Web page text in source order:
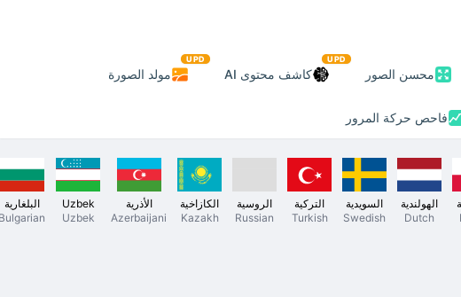
محسن الصور كاشف محتوى AI
UPD
مولد الصورة
UPD
فاحص حركة المرور
الهولندية
Dutch
السويدية
Swedish
التركية
Turkish
الروسية
Russian
الكازاخية
Kazakh
الأذرية
Azerbaijani
Uzbek
Uzbek
البلغارية